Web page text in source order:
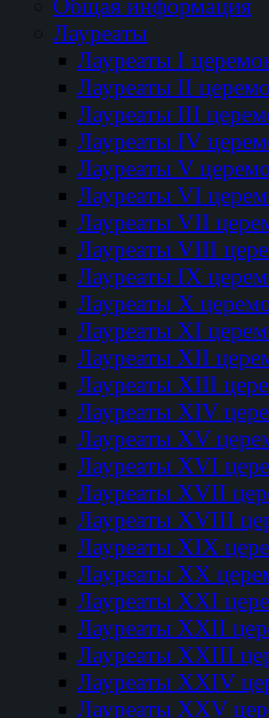
Общая информация
Лауреаты
Лауреаты I
Лауреаты II
Лауреаты III
Лауреаты IV
Лауреаты V
Лауреаты VI
Лауреаты VII
Лауреаты VIII
Лауреаты IX
Лауреаты Х
Лауреаты XI
Лауреаты XII
Лауреаты XIII
Лауреаты XIV
Лауреаты XV
Лауреаты XVI
Лауреаты XVII
Лауреаты XVIII
Лауреаты XIX
Лауреаты XX
Лауреаты XXI
Лауреаты XXII
Лауреаты XXIII
Лауреаты XXIV
Лауреаты XXV